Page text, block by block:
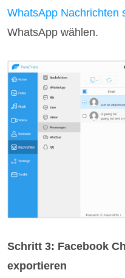
WhatsApp Nachrichten
WhatsApp wählen.
Schritt 3: Facebook
exportieren